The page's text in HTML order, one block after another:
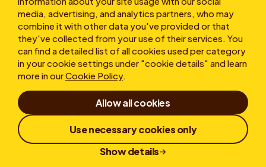
media, advertising, and analytics partners, who may
combine it with other data you've provided or that
they've collected from your use of their services. You
can find a detailed list of all cookies used per category
in your cookie settings under "cookie details" and learn
more in ourCookie Policy.
Allow all cookies
Use necessary cookies only
Show details
Sobre nosotros
Condicions d'ús
Declaración de Confidencialidad Cookies
Política de DenunciasDivulgación Responsable